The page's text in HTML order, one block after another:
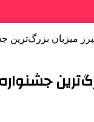
میزبان بزرگ‌ترین